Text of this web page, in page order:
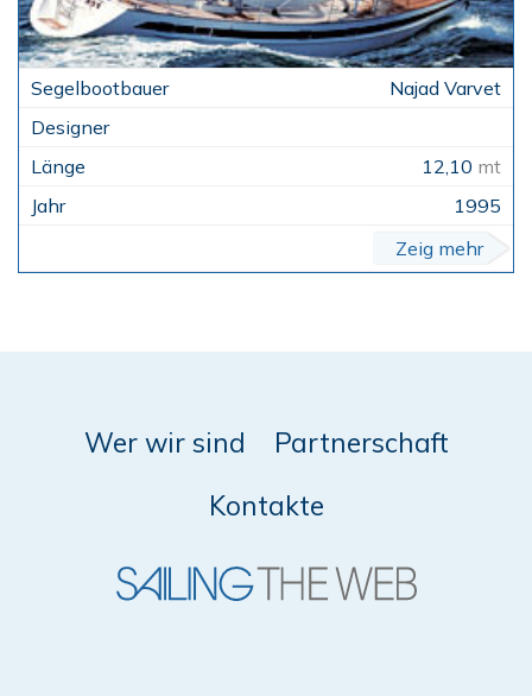
Najad Varvet
12,10 mt
1995
Zeig mehr
Wer wir sind
Partnerschaft
Kontakte